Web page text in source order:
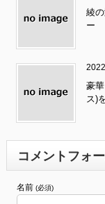
綾
ー
豪
ス)
コメントフォ
名前 (必須)